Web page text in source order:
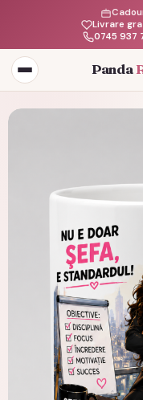
Livrare
0745 937
Deschide
meniul
Panda